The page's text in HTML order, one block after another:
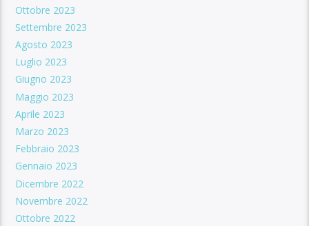
Ottobre 2023
Settembre 2023
Agosto 2023
Luglio 2023
Giugno 2023
Maggio 2023
Aprile 2023
Marzo 2023
Febbraio 2023
Gennaio 2023
Dicembre 2022
Novembre 2022
Ottobre 2022